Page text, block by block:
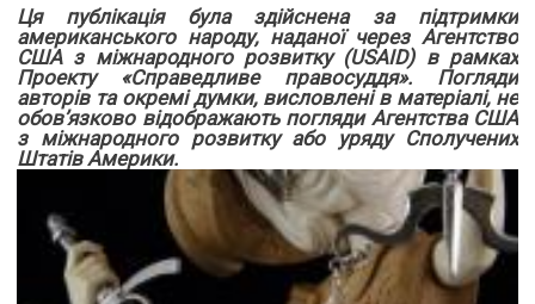
Ця публікація була здійснена за підтримки
американського народу, наданої через Агентство
США з міжнародного розвитку (USAID)в рамках
Проекту «Справедливе правосуддя». Погляди
авторів та окремі думки, висловлені в матеріалі, не
обов’язково відображають погляди Агентства США
з міжнародного розвитку або уряду Сполучених
Штатів Америки.